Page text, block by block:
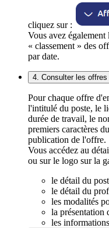
cliquez sur :
Vous avez
« classement » des
par date.
4. Consulter les
Pour chaque offre
l'intitulé du poste, le
durée de travail, le
premiers caractères
publication de l'offre.
Vous accédez au
ou sur le logo sur la
le détail du
le détail du
les modalités
la présentation
les